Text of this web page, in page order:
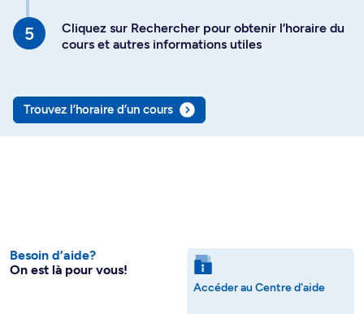
Cliquez sur Rechercher pour obtenir l’horaire du
cours et autres informations utiles
Trouvez l’horaire d’un cours
Besoin d’aide?
On est là pour vous!
Accéder au Centre d'aide